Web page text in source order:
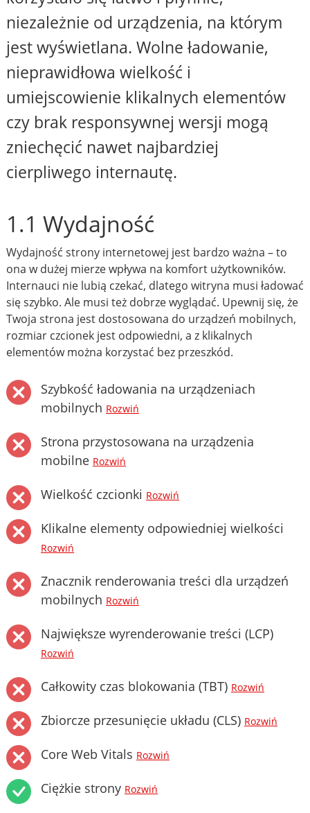
niezależnie od urządzenia, na którym
jest wyświetlana. Wolne ładowanie,
nieprawidłowa wielkość i
umiejscowienie klikalnych elementów
czy brak responsywnej wersji mogą
zniechęcić nawet najbardziej
cierpliwego internautę.
1.1 Wydajność
Wydajność strony internetowej jest bardzo ważna – to
ona w dużej mierze wpływa na komfort użytkowników.
Internauci nie lubią czekać, dlatego witryna musi ładować
się szybko. Ale musi też dobrze wyglądać. Upewnij się, że
Twoja strona jest dostosowana do urządzeń mobilnych,
rozmiar czcionek jest odpowiedni, a z klikalnych
elementów można korzystać bez przeszkód.
Szybkość ładowania na urządzeniach
mobilnych Rozwiń
Strona przystosowana na urządzenia
mobilne Rozwiń
Wielkość czcionki Rozwiń
Klikalne elementy odpowiedniej wielkości
Rozwiń
Znacznik renderowania treści dla urządzeń
mobilnych Rozwiń
Największe wyrenderowanie treści (LCP)
Rozwiń
Całkowity czas blokowania (TBT) Rozwiń
Zbiorcze przesunięcie układu (CLS) Rozwiń
Core Web Vitals Rozwiń
Ciężkie strony Rozwiń